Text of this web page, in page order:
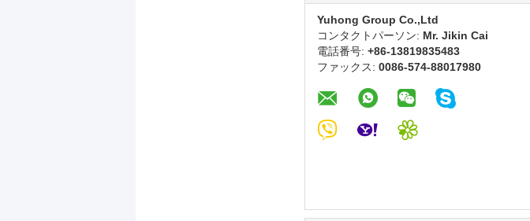
Yuhong Group Co.,Ltd
コンタクトパーソン: Mr. Jikin Cai
電話番号: +86-13819835483
ファックス: 0086-574-88017980